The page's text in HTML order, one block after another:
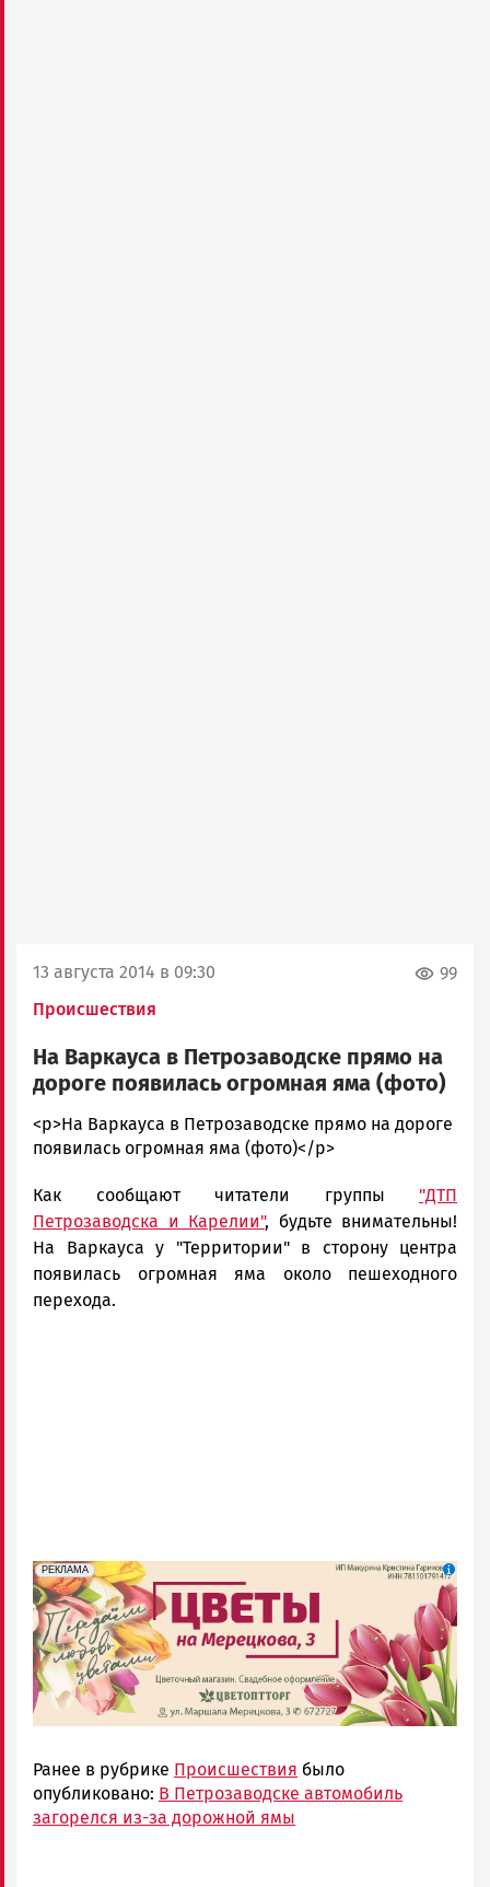
13 августа 2014 в 09:30
Происшествия
99
На Варкауса в Петрозаводске прямо на
дороге появилась огромная яма (фото)
admintimur
Новости
и
Карелии
|
Петрозаводск
ГОВОРИТ
<p>На Варкауса в Петрозаводске прямо на дороге
появилась огромная яма (фото)</p>
Как сообщают читатели группы "ДТП
Петрозаводска и Карелии", будьте внимательны!
На Варкауса у "Территории" в сторону центра
появилась огромная яма около пешеходного
перехода.
erid: 2SDnjdAF4V7
РЕКЛАМА
Реклама
Ранее в рубрике Происшествия было
опубликовано: В Петрозаводске автомобиль
загорелся из-за дорожной ямы